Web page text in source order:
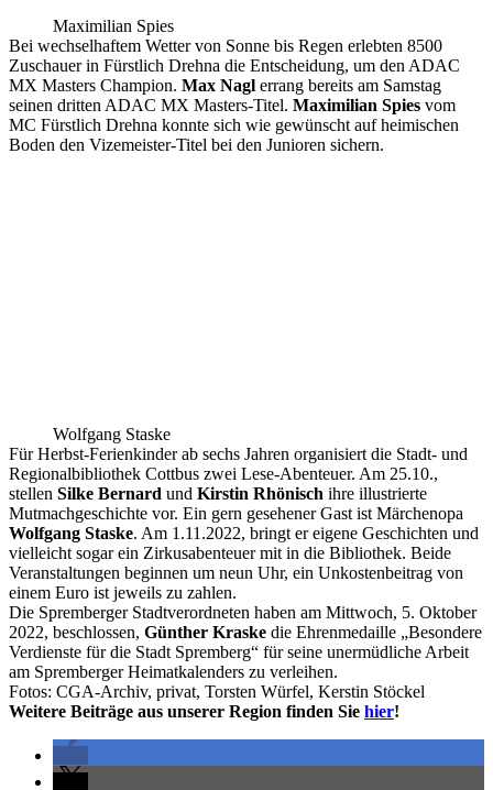
Maximilian Spies
Bei wechselhaftem Wetter von Sonne bis Regen erlebten 8500
Zuschauer in Fürstlich Drehna die Entscheidung, um den ADAC
MX Masters Champion. Max Nagl errang bereits am Samstag
seinen dritten ADAC MX Masters-Titel. Maximilian Spies vom
MC Fürstlich Drehna konnte sich wie gewünscht auf heimischen
Boden den Vizemeister-Titel bei den Junioren sichern.
Wolfgang Staske
Für Herbst-Ferienkinder ab sechs Jahren organisiert die Stadt- und
Regionalbibliothek Cottbus zwei Lese-Abenteuer. Am 25.10.,
stellen Silke Bernard und Kirstin Rhönisch ihre illustrierte
Mutmachgeschichte vor. Ein gern gesehener Gast ist Märchenopa
Wolfgang Staske. Am 1.11.2022, bringt er eigene Geschichten und
vielleicht sogar ein Zirkusabenteuer mit in die Bibliothek. Beide
Veranstaltungen beginnen um neun Uhr, ein Unkostenbeitrag von
einem Euro ist jeweils zu zahlen.
Die Spremberger Stadtverordneten haben am Mittwoch, 5. Oktober
2022, beschlossen, Günther Kraske die Ehrenmedaille „Besondere
Verdienste für die Stadt Spremberg“ für seine unermüdliche Arbeit
am Spremberger Heimatkalenders zu verleihen.
Fotos: CGA-Archiv, privat, Torsten Würfel, Kerstin Stöckel
Weitere Beiträge aus unserer Region finden Sie hier!